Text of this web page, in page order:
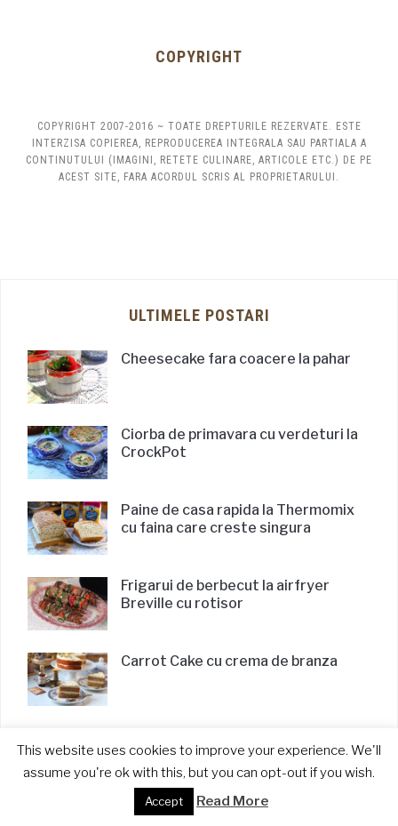
COPYRIGHT
COPYRIGHT 2007-2016 ~ TOATE DREPTURILE REZERVATE. ESTE
INTERZISA COPIEREA, REPRODUCEREA INTEGRALA SAU PARTIALA A
CONTINUTULUI (IMAGINI, RETETE CULINARE, ARTICOLE ETC.) DE PE
ACEST SITE, FARA ACORDUL SCRIS AL PROPRIETARULUI.
ULTIMELE POSTARI
Cheesecake fara coacere la pahar
Ciorba de primavara cu verdeturi la
CrockPot
Paine de casa rapida la Thermomix
cu faina care creste singura
Frigarui de berbecut la airfryer
Breville cu rotisor
Carrot Cake cu crema de branza
FOLLOW TEO PE INSTAGRAM
…
This website uses cookies to improve your experience. We'll
assume you're ok with this, but you can opt-out if you wish.
Accept Read More